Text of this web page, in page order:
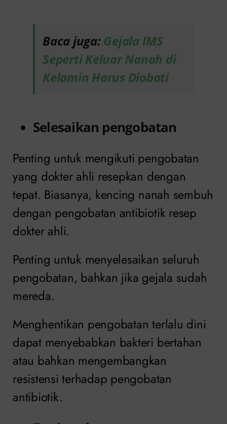
Baca juga:Gejala IMS
Seperti Keluar Nanah di
Kelamin Harus Diobati
Selesaikan pengobatan
Penting untuk mengikuti pengobatan
yang dokter ahli resepkan dengan
tepat. Biasanya, kencing nanah sembuh
dengan pengobatan antibiotik resep
dokter ahli.
Penting untuk menyelesaikan seluruh
pengobatan, bahkan jika gejala sudah
mereda.
Menghentikan pengobatan terlalu dini
dapat menyebabkan bakteri bertahan
atau bahkan mengembangkan
resistensi terhadap pengobatan
antibiotik.